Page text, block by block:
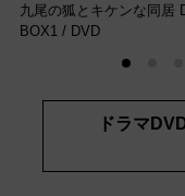
九尾の狐とキケンな同居
BOX1 / DVD
ドラマ